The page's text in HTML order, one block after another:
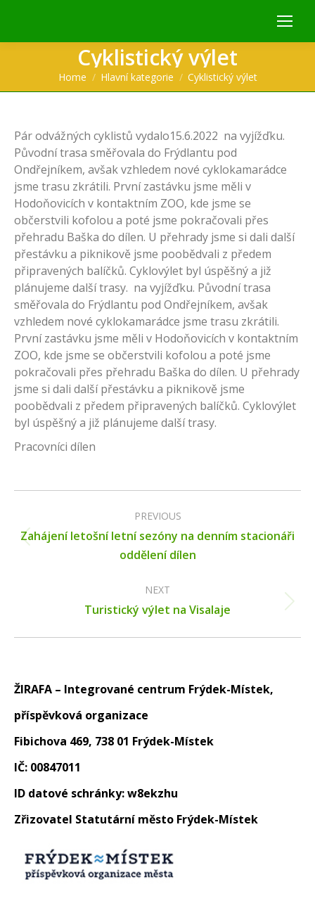
Cyklistický výlet
You are here:
Home Hlavní kategorie Cyklistický výlet
Pár odvážných cyklistů vydalo15.6.2022 na vyjížďku.
Původní trasa směřovala do Frýdlantu pod
Ondřejníkem, avšak vzhledem nové cyklokamarádce
jsme trasu zkrátili. První zastávku jsme měli v
Hodoňovicích v kontaktním ZOO, kde jsme se
občerstvili kofolou a poté jsme pokračovali přes
přehradu Baška do dílen. U přehrady jsme si dali další
přestávku a piknikově jsme poobědvali z předem
připravených balíčků. Cyklovýlet byl úspěšný a již
plánujeme další trasy. na vyjížďku. Původní trasa
směřovala do Frýdlantu pod Ondřejníkem, avšak
vzhledem nové cyklokamarádce jsme trasu zkrátili.
První zastávku jsme měli v Hodoňovicích v kontaktním
ZOO, kde jsme se občerstvili kofolou a poté jsme
pokračovali přes přehradu Baška do dílen. U přehrady
jsme si dali další přestávku a piknikově jsme
poobědvali z předem připravených balíčků. Cyklovýlet
byl úspěšný a již plánujeme další trasy.
Pracovníci dílen
PREVIOUS
Previous
post:
Zahájení letošní letní sezóny na denním stacionáři
oddělení dílen
NEXT
Next
Turistický výlet na Visalaje
ŽIRAFA – Integrované centrum Frýdek-Místek,
příspěvková organizace
Fibichova 469, 738 01 Frýdek-Místek
IČ: 00847011
ID datové schránky: w8ekzhu
Zřizovatel Statutární město Frýdek-Místek